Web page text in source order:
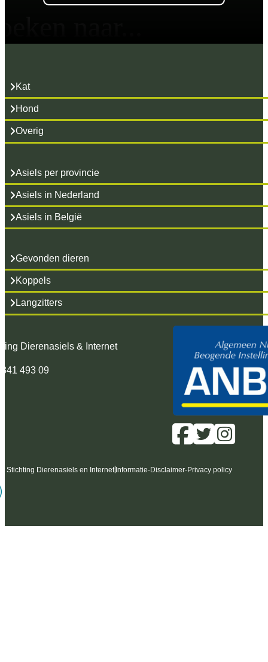
Kat
Hond
Overig
Asiels per provincie
Asiels in Nederland
Asiels in België
Gevonden dieren
Koppels
Langzitters
Dierenasiels & Internet
493 09
Stichting Dierenasiels en Internet Informatie-Disclaimer-Privacy policy